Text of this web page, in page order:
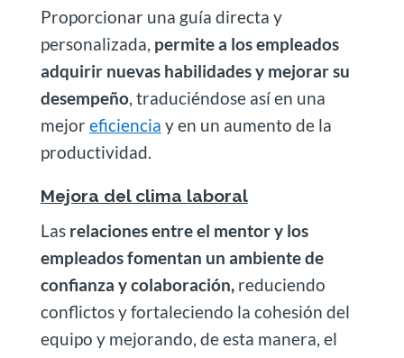
Proporcionar una guía directa y
personalizada, permite a los empleados
adquirir nuevas habilidades y mejorar su
desempeño, traduciéndose así en una
mejoreficiencia y en un aumento de la
productividad.
Mejora del clima laboral
Las relaciones entre el mentor y los
empleados fomentan un ambiente de
confianza y colaboración,reduciendo
conflictos y fortaleciendo la cohesión del
equipo y mejorando, de esta manera, el